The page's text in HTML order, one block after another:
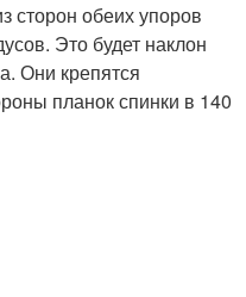
сторон обеих упоров
Это будет наклон
Они крепятся
планок спинки в 140